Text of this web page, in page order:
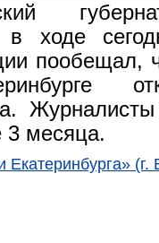
в ходе
пообещал,
3 месяца.
Екатеринбурга» (г.